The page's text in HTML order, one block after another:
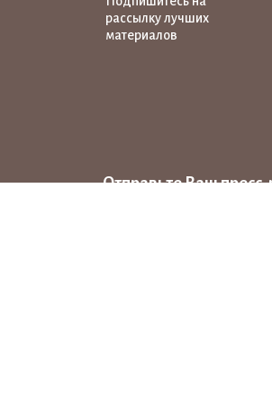
рассылку лучших
материалов
Отправьте Ваш